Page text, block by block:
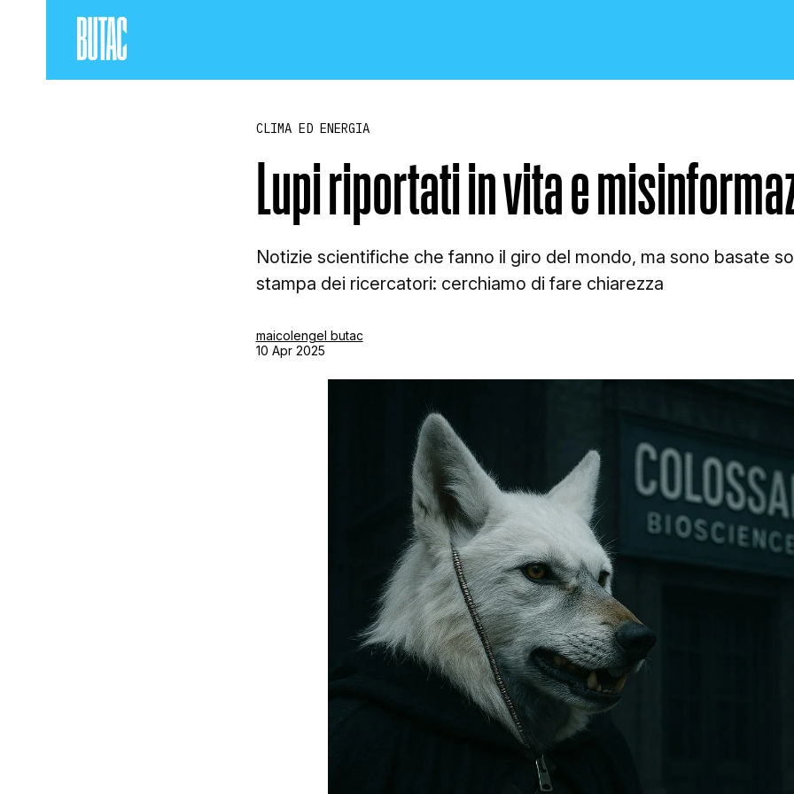
SCIENZA E TECNOLOGIA
STORIA E CITAZIONI
INTRATTENIMENTO
COMPLOTTI, LEGGENDE URBANE ED
EDITORIALI
TRUFFE E SOCIAL NETWORK
CLIMA ED ENERGIA
CLIMA ED ENERGIA
Lupi riportati in vita e
Notizie scientifiche che fanno il giro del mondo, ma sono basate
stampa dei ricercatori: cerchiamo di fare chiarezza
maicolengel butac
10 Apr 2025